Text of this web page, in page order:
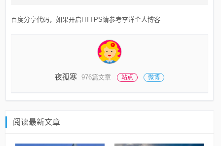
百度分享代码，如果开启HTTPS请参考李洋个人博客
夜孤寒 976篇文章 站点 微博
阅读最新文章